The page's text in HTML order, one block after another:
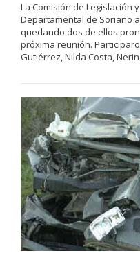
La Comisión de Legislación
Departamental de Soriano
quedando dos de ellos
próxima reunión.
Gutiérrez, Nilda Costa,